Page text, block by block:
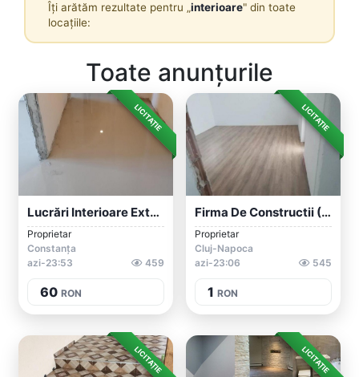
Îți arătăm rezultate pentru „interioare" din toate
locațiile:
Toate anunțurile
LICITAȚIE
Lucrări Interioare Exterioare
Proprietar
Constanța
azi-23:53
459
60 RON
LICITAȚIE
Firma De Constructii ( Amenajari Interio...
Proprietar
Cluj-Napoca
azi-23:06
545
1 RON
LICITAȚIE LICITAȚIE